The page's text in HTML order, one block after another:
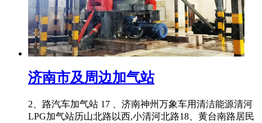
济南市及周边加气站
2、路汽车加气站 17 、济南神州万象车用清洁能源清河
LPG加气站历山北路以西,小清河北路18、黄台南路居民